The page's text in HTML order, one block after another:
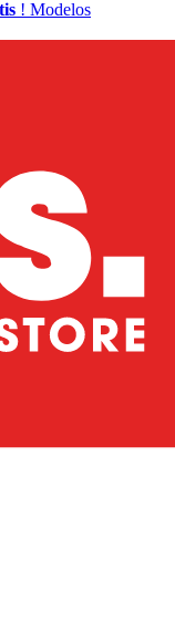
! Modelos